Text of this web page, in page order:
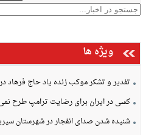
ویژه ها
تفدیر و تشکر موکب زنده یاد حاج فرهاد
کسی در ایران برای رضایت ترامپ طرح
شنیده شدن صدای انفجار در شهرستان